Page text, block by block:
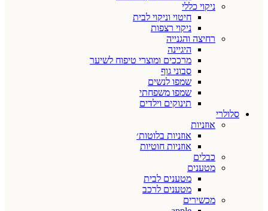
ניקוי כללי
חיטוי וניקוי לבית
ניקוי רצפות
רחיצה והגנייה
היגיינה
מרככים ומוצרי טיפוח לשיער
סבוני גוף
שמפו לנשים
שמפו משפחתי
תינוקים וילדים
סלולרי
אוזניות
אוזניות בלוטות׳
אוזניות חוטיות
כבלים
מטענים
מטענים לבית
מטענים לרכב
מכשירים